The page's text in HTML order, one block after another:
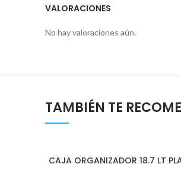
VALORACIONES
No hay valoraciones aún.
TAMBIÉN TE
CAJA ORGANIZADOR 18.7 LT